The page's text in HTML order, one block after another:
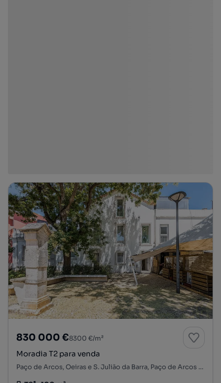
830 000 €8300 €/m²
Moradia T2 para venda
Paço de Arcos, Oeiras e S. Julião da Barra, Paço de Arcos e Caxias, Oeiras, Lisboa